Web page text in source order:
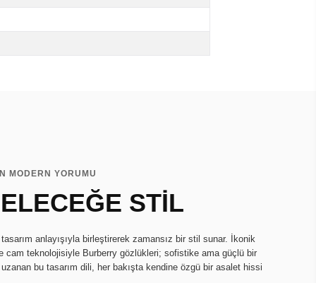
MODERN YORUMU
STİL
anlayışıyla birleştirerek zamansız bir stil sunar. İkonik
cam teknolojisiyle Burberry gözlükleri; sofistike ama güçlü bir
bu tasarım dili, her bakışta kendine özgü bir asalet hissi